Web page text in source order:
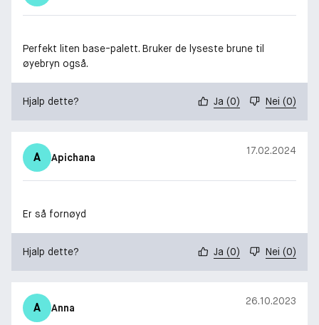
Perfekt liten base-palett. Bruker de lyseste brune til
øyebryn også.
Hjalp dette? Ja (0) Nei (0)
A Apichana
17.02.2024
Er så fornøyd
Hjalp dette? Ja (0) Nei (0)
A Anna
26.10.2023